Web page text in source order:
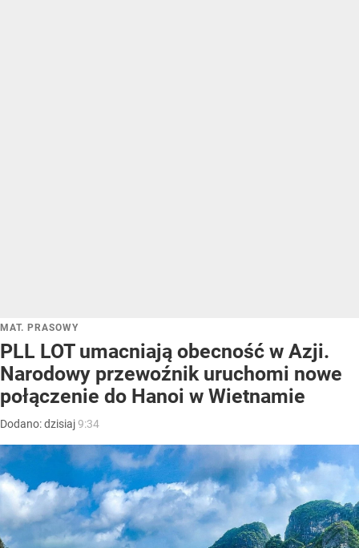
MAT. PRASOWY
PLL LOT umacniają obecność w Azji.
Narodowy przewoźnik uruchomi nowe
połączenie do Hanoi w Wietnamie
Dodano:dzisiaj9:34